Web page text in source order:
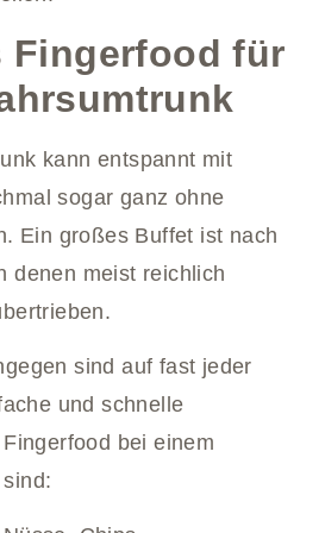
Fingerfood für
kann entspannt mit
sogar ganz ohne
Ein großes Buffet ist nach
denen meist reichlich
sind auf fast jeder
und schnelle
bei einem